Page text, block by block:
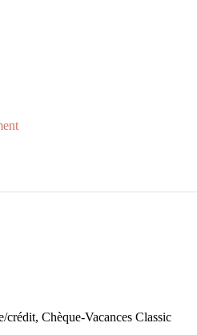
crédit, Chèque-Vacances Classic